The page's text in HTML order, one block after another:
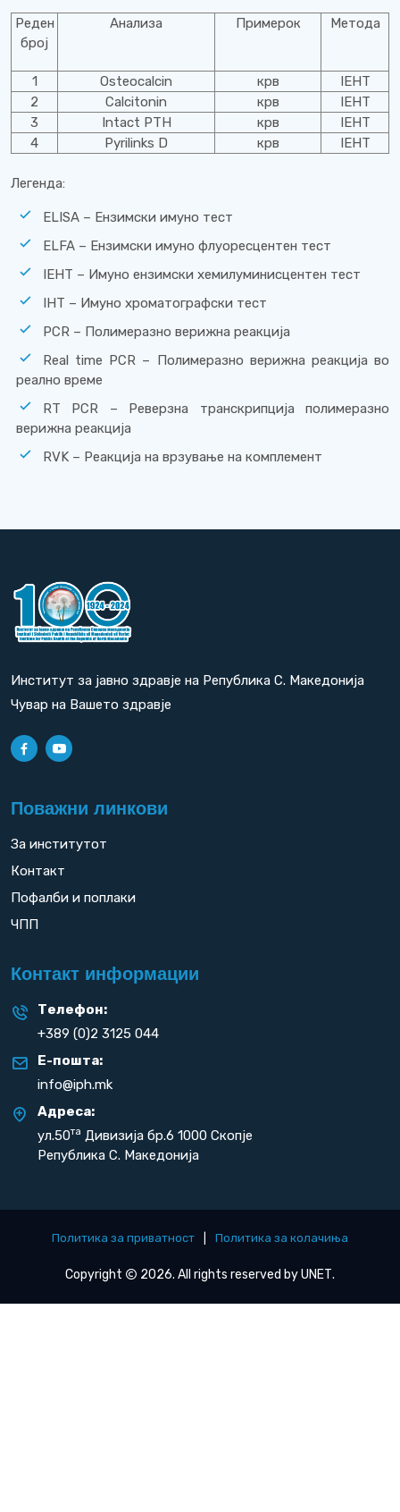
Реден
број
Анализа Примерок Метода
1 Osteocalcin крв
IEHT
2
Calcitonin крв
IEHT
3
Intact PTH крв
IEHT
4
Pyrilinks D крв IEHT
Легенда:
ELISA – Ензимски имуно тест
ELFA – Ензимски имуно флуоресцентен тест
IEHT – Имуно ензимски хемилуминисцентен тест
IHТ – Имуно хроматографски тест
PCR – Полимеразно верижна реакција
Real time PCR – Полимеразно верижна реакција во
реално време
RT PCR – Реверзна транскрипција полимеразно
верижна реакција
RVK – Реакција на врзување на комплемент
Институт за јавно здравје на Република С. Македонија
Чувар на Вашето здравје
Поважни линкови
За институтот
Контакт
Пофалби и поплаки
ЧПП
Контакт информации
Телефон:
+389 (0)2 3125 044
Е-пошта:
info@iph.mk
Адреса:
ул.50та Дивизија бр.6 1000 Скопје
Република С. Македонија
Политика за приватност Политика за колачиња
Copyright 2026. All rights reserved byUNET.